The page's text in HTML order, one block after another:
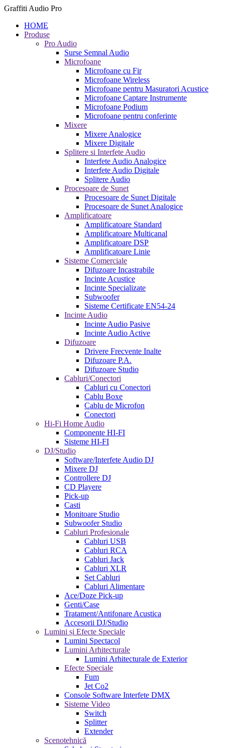
Graffiti Audio Pro
HOME
Produse
Pro Audio
Surse Semnal Audio
Microfoane
Microfoane cu Fir
Microfoane Wireless
Microfoane pentru Masuratori Acustice
Microfoane Captare Instrumente
Microfoane Podium
Microfoane pentru conferinte
Mixere
Mixere Analogice
Mixere Digitale
Splitere si Interfete Audio
Interfete Audio Analogice
Interfete Audio Digitale
Splitere Audio
Procesoare de Sunet
Procesoare de Sunet Digitale
Procesoare de Sunet Analogice
Amplificatoare
Amplificatoare Standard
Amplificatoare Multicanal
Amplificatoare DSP
Amplificatoare Linie
Sisteme Comerciale
Difuzoare Incastrabile
Incinte Acustice
Incinte Specializate
Subwoofer
Sisteme Certificate EN54-24
Incinte Audio
Incinte Audio Pasive
Incinte Audio Active
Difuzoare
Drivere Frecvente Inalte
Difuzoare P.A.
Difuzoare Studio
Cabluri/Conectori
Cabluri cu Conectori
Cablu Boxe
Cablu de Microfon
Conectori
Hi-Fi Home Audio
Componente HI-FI
Sisteme HI-FI
DJ/Studio
Software/Interfete Audio DJ
Mixere DJ
Controllere DJ
CD Playere
Pick-up
Casti
Monitoare Studio
Subwoofer Studio
Cabluri Profesionale
Cabluri USB
Cabluri RCA
Cabluri Jack
Cabluri XLR
Set Cabluri
Cabluri Alimentare
Ace/Doze Pick-up
Genti/Case
Tratament/Antifonare Acustica
Accesorii DJ/Studio
Lumini și Efecte Speciale
Lumini Spectacol
Lumini Arhitecturale
Lumini Arhitecturale de Exterior
Efecte Speciale
Fum
Jet Co2
Console Software Interfete DMX
Sisteme Video
Switch
Splitter
Extender
Scenotehnică